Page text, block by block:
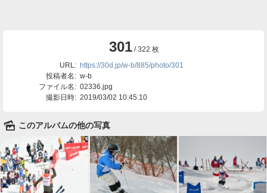
301/ 322 枚
URL: https://30d.jp/w-b/885/photo/301
投稿者名: w-b
ファイル名: 02336.jpg
撮影日時: 2019/03/02 10:45:10
🌄 このアルバムの他の写真